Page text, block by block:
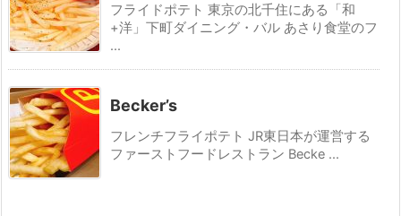
フライドポテト 東京の北千住にある「和
+洋」下町ダイニング・バル あさり食堂のフ
...
Becker’s
フレンチフライポテト JR東日本が運営する
ファーストフードレストラン Becke ...